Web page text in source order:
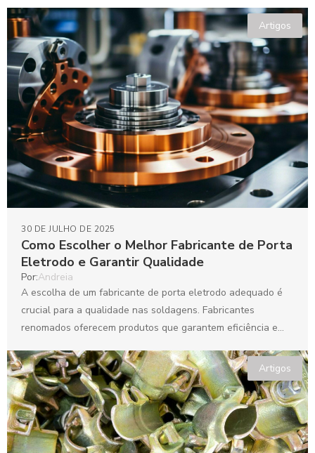
Artigos
Como Escolher o Melhor Fabricante de Porta
Eletrodo e Garantir Qualidade
30 DE JULHO DE 2025
Por:Andreia
A escolha de um fabricante de porta eletrodo adequado é
crucial para a qualidade nas soldagens. Fabricantes
renomados oferecem produtos que garantem eficiência e
Artigos